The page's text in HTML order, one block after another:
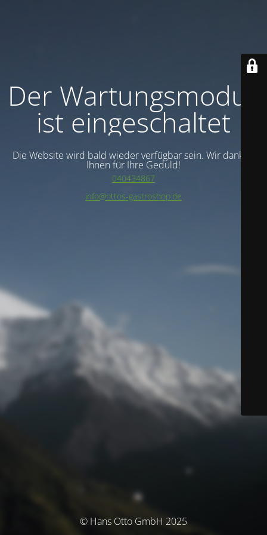
Der Wartungsmodus
ist eingeschaltet
Die Website wird bald wieder verfügbar sein. Wir danken
Ihnen für Ihre Geduld!
040434867
info@ottos-gastroshop.de
© Hans Otto GmbH 2025